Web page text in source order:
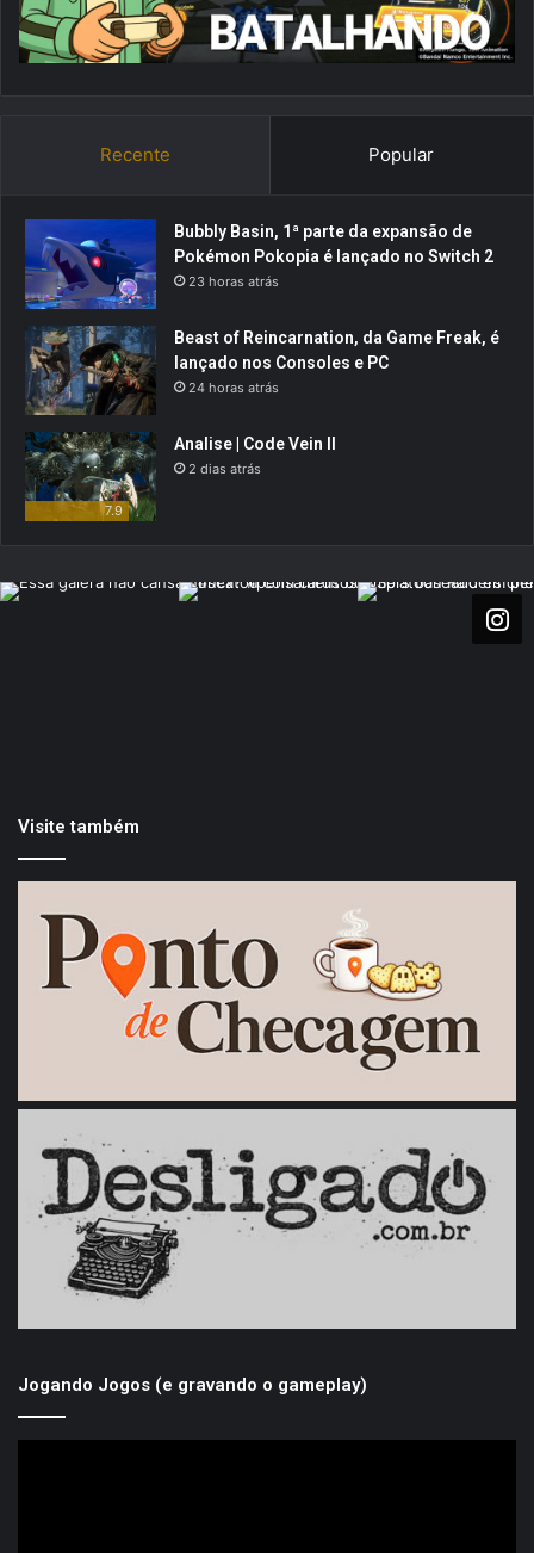
Recente Popular
Bubbly Basin, 1ª parte da expansão de
Pokémon Pokopia é lançado no Switch 2
23 horas atrás
Beast of Reincarnation, da Game Freak, é
lançado nos Consoles e PC
24 horas atrás
7.9
Analise | Code Vein II
2 dias atrás
Visite também
Jogando Jogos (e gravando o gameplay)